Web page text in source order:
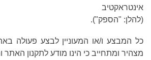
אינטראקטיב
(להלן: "הספק").
כל המבצע ו/או המעוניין לבצע פעולה
מצהיר ומתחייב כי הינו מודע לתקנון האתר